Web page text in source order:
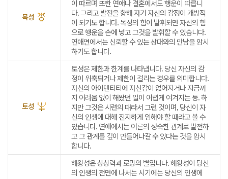
목성
이 따르며 또한 연애나 결혼에서도 행운이 따릅니
다. 그리고 발전을 향해 자기 자신의 감정이 개방적
이 되기도 합니다. 목성의 힘이 발휘되면 자신의 힘
으로 행운을 손에 넣고 그것을 발휘할 수 있습니다.
연애면에서는 신뢰할 수 있는 상대와의 만남을 암시
하기도 합니다.
토성
토성은 제한과 한계를 나타냅니다. 당신 자신의 감
정이 위축되거나 제한이 걸리는 경우를 의미합니다.
자신의 아이덴티티에 자신감이 없어지거나 지금까
지 어려움 없이 해왔던 일이 어렵게 여겨지는 등. 하
지만 그것은 시련의 때라서 그런 것이며, 당신이 자
신의 인생에 대해 진지하게 임해야 할 때라고 볼 수
있습니다. 연애에서는 어른의 성숙한 관계로 발전하
고 그 관계를 깊이 만들어나갈 수 있다는 것을 암시
합니다.
해왕성은 상상력과 로망의 별입니다. 해왕성이 당신
의 인생의 전면에 나서는 시기에는 당신의 인생에